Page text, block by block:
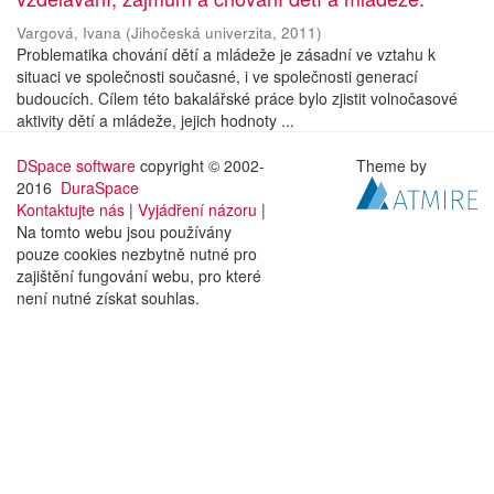
Vargová, Ivana (Jihočeská univerzita, 2011)
Problematika chování dětí a mládeže je zásadní ve vztahu k
situaci ve společnosti současné, i ve společnosti generací
budoucích. Cílem této bakalářské práce bylo zjistit volnočasové
aktivity dětí a mládeže, jejich hodnoty ...
DSpace software copyright © 2002-
2016 DuraSpace
Kontaktujte nás | Vyjádření názoru |
Na tomto webu jsou používány
pouze cookies nezbytně nutné pro
zajištění fungování webu, pro které
není nutné získat souhlas.
Theme by